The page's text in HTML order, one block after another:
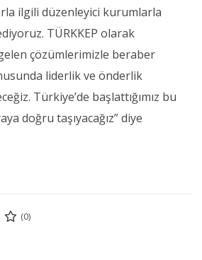
ilgili düzenleyici kurumlarla
TÜRKKEP olarak
çözümlerimizle beraber
liderlik ve önderlik
Türkiye’de başlattığımız bu
doğru taşıyacağız” diye
(0)